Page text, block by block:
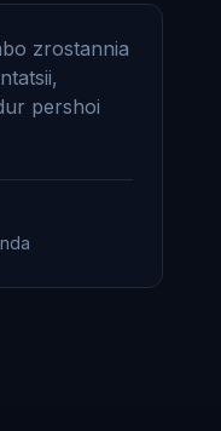
zrostannia
pershoi